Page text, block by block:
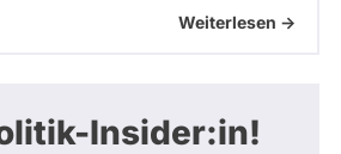
Weiterlesen ->
Insider:in!